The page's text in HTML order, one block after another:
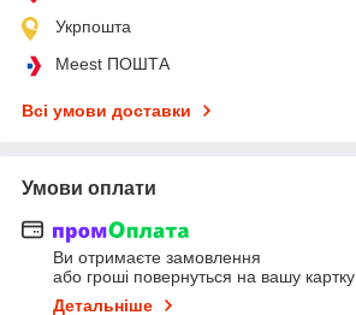
Укрпошта
Meest ПОШТА
Всі умови доставки
Умови оплати
Ви отримаєте замовлення
або гроші повернуться на вашу картку
Детальніше